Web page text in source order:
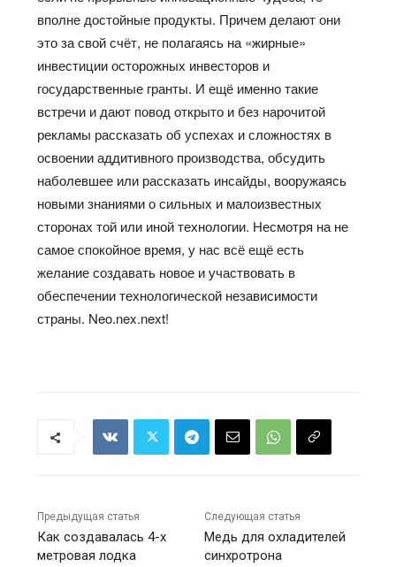
вполне достойные продукты. Причем делают они
это за свой счёт, не полагаясь на «жирные»
инвестиции осторожных инвесторов и
государственные гранты. И ещё именно такие
встречи и дают повод открыто и без нарочитой
рекламы рассказать об успехах и сложностях в
освоении аддитивного производства, обсудить
наболевшее или рассказать инсайды, вооружаясь
новыми знаниями о сильных и малоизвестных
сторонах той или иной технологии. Несмотря на не
самое спокойное время, у нас всё ещё есть
желание создавать новое и участвовать в
обеспечении технологической независимости
страны. Neo.nex.next!
Предыдущая статья
Как создавалась 4-х
метровая лодка
Следующая статья
Медь для охладителей
синхротрона